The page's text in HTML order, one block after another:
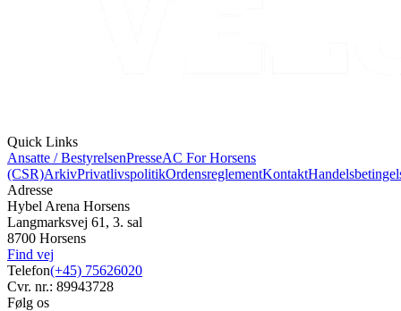
Quick Links
Ansatte / BestyrelsenPresseAC For Horsens
(CSR)ArkivPrivatlivspolitikOrdensreglementKontakt
Adresse
Hybel Arena Horsens
Langmarksvej 61, 3. sal
8700 Horsens
Find vej
Telefon(+45) 75626020
Cvr. nr.: 89943728
Følg os